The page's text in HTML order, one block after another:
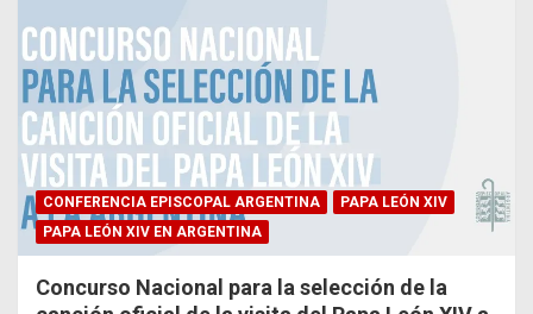
CONFERENCIA EPISCOPAL ARGENTINA
PAPA LEÓN XIV
PAPA LEÓN XIV EN ARGENTINA
Concurso Nacional para la selección de la